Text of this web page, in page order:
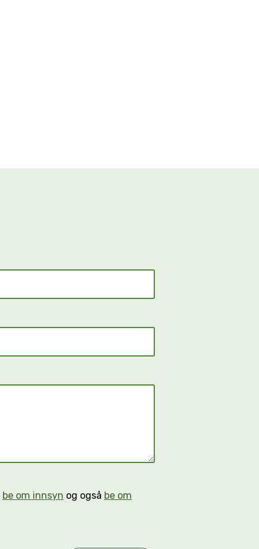
be om innsyn og også be om